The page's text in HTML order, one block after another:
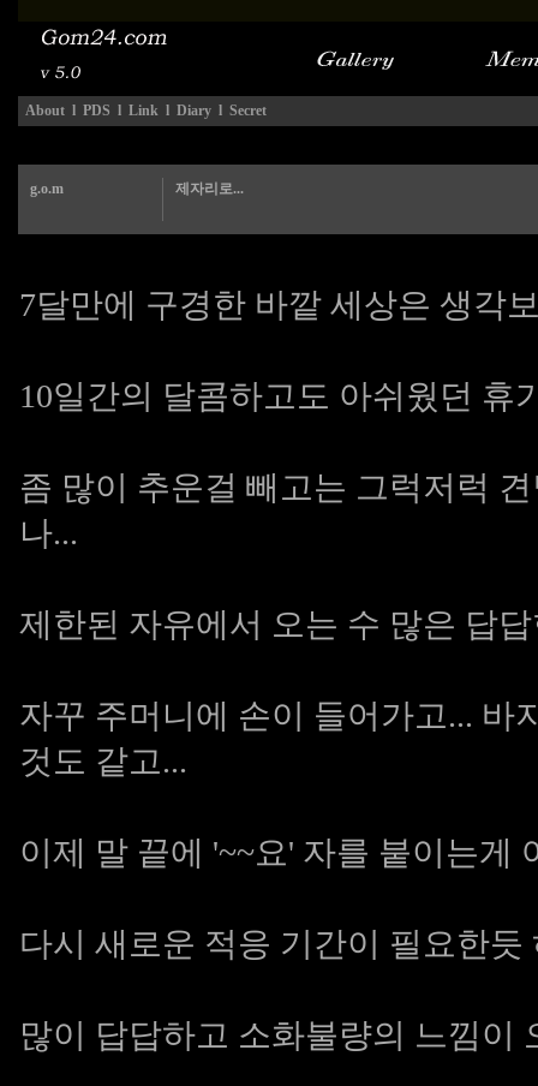
About l PDS l Link l Diary l Secret
g.o.m 제자리로...
7달만에 구경한 바깥 세상은 생각
10일간의 달콤하고도 아쉬웠던 휴
좀 많이 추운걸 빼고는 그럭저럭
나...
제한된 자유에서 오는 수 많은 답
자꾸 주머니에 손이 들어가고... 바
것도 같고...
이제 말 끝에 '~~요' 자를 붙이는게
다시 새로운 적응 기간이 필요한듯
많이 답답하고 소화불량의 느낌이